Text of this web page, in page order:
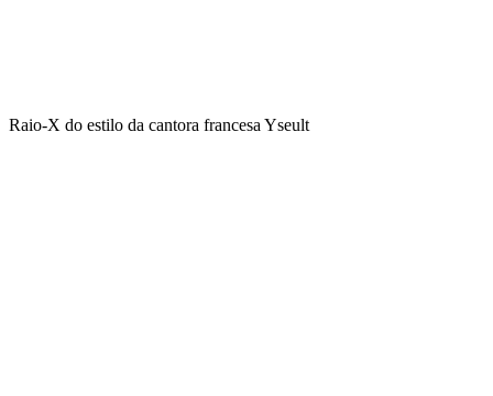
Raio-X do estilo da cantora francesa Yseult